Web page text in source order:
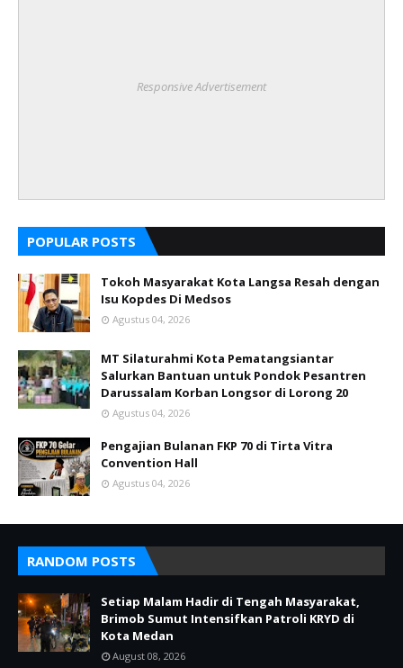
Responsive Advertisement
POPULAR POSTS
Tokoh Masyarakat Kota Langsa Resah dengan
Isu Kopdes Di Medsos
Agustus 04, 2026
MT Silaturahmi Kota Pematangsiantar
Salurkan Bantuan untuk Pondok Pesantren
Darussalam Korban Longsor di Lorong 20
Agustus 04, 2026
Pengajian Bulanan FKP 70 di Tirta Vitra
Convention Hall
Agustus 04, 2026
RANDOM POSTS
Setiap Malam Hadir di Tengah Masyarakat,
Brimob Sumut Intensifkan Patroli KRYD di
Kota Medan
August 08, 2026